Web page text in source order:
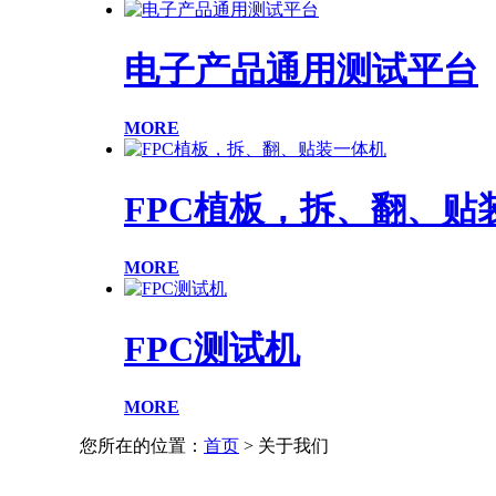
电子产品通用测试平台
MORE
FPC植板，拆、翻、贴
MORE
FPC测试机
MORE
您所在的位置： 首页 > 关于我们